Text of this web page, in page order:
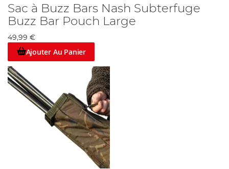
Sac à Buzz Bars Nash Subterfuge
Buzz Bar Pouch Large
49,99 €
Ajouter Au Panier